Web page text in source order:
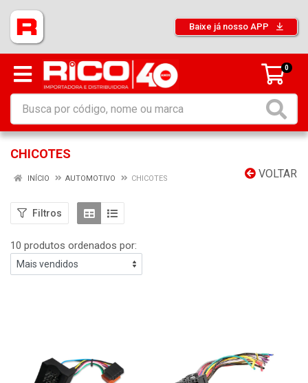
Baixe já nosso APP
0
CHICOTES
VOLTAR
INÍCIO AUTOMOTIVO CHICOTES
Filtros
10 produtos ordenados por: